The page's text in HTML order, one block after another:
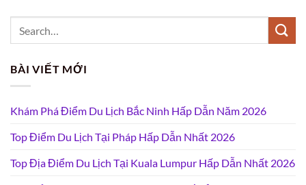
BÀI VIẾT MỚI
Khám Phá Điểm Du Lịch Bắc Ninh Hấp Dẫn Năm 2026
Top Điểm Du Lịch Tại Pháp Hấp Dẫn Nhất 2026
Top Địa Điểm Du Lịch Tại Kuala Lumpur Hấp Dẫn Nhất 2026